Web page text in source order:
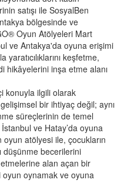
satışı ile SosyalBen
bölgesinde ve
Oyun Atölyeleri Mart
ve Antakya'da oyuna erişimi
yaratıcılıklarını keşfetme,
hikâyelerini inşa etme alanı
konuyla ilgili olarak
bir ihtiyaç değil; aynı
süreçlerinin de temel
ve Hatay’da oyuna
oyun atölyesi ile, çocukların
düşünme becerilerini
alan açan bir
oyun oynamak ve oyuna